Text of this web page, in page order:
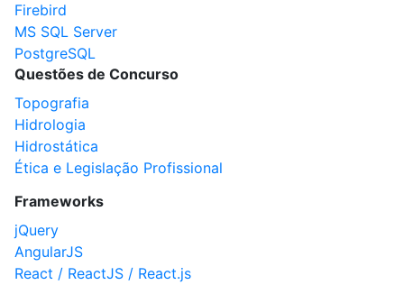
Firebird
MS SQL Server
PostgreSQL
Questões de Concurso
Topografia
Hidrologia
Hidrostática
Ética e Legislação Profissional
Frameworks
jQuery
AngularJS
React / ReactJS / React.js